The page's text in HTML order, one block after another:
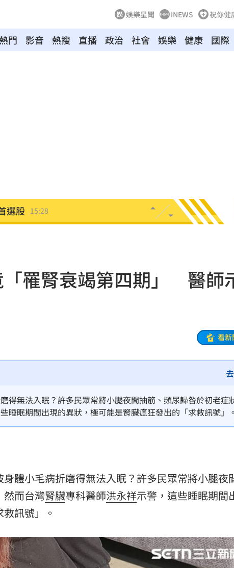
娛樂星聞 iNEWS 祝你健
熱門 影音 熱搜 直播 政治 社會 娛樂 健康 國際
選股 15:28
工
交易 15:23
光
光
做
了 15:16
黑
音檔 15:07
判 15:06
災情 15:03
「罹腎衰竭第四期」 醫師
看新
得無法入眠？許多民眾常將小腿夜間抽筋、頻尿歸咎於初老症
睡眠期間出現的異狀，極可能是腎臟瘋狂發出的「求救訊號」。
體小毛病折磨得無法入眠？許多民眾常將小腿夜
然而台灣腎臟專科醫師洪永祥示警，這些睡眠期間
訊號」。